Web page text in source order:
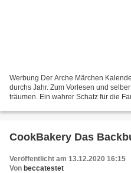
Werbung Der Arche Märchen
durchs Jahr. Zum Vorlesen und
träumen. Ein wahrer Schatz für die
CookBakery Das
Veröffentlicht am 13.12.2020 16:15
Von beccatestet